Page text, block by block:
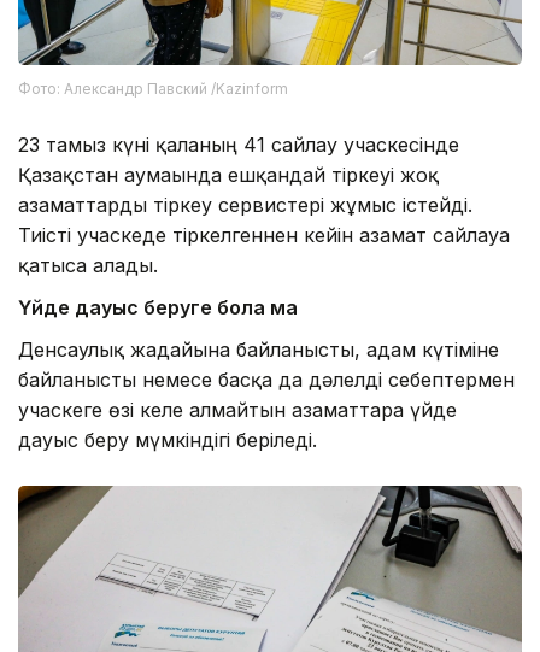
Фото: Александр Павский /Kazinform
23 тамыз күні қаланың 41 сайлау учаскесінде
Қазақстан аумағында ешқандай тіркеуі жоқ
азаматтарды тіркеу сервистері жұмыс істейді.
Тиісті учаскеде тіркелгеннен кейін азамат сайлауға
қатыса алады.
Үйде дауыс беруге бола ма
Денсаулық жағдайына байланысты, адам күтіміне
байланысты немесе басқа да дәлелді себептермен
учаскеге өзі келе алмайтын азаматтарға үйде
дауыс беру мүмкіндігі беріледі.